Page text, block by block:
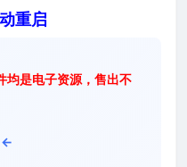
重启
均是电子资源，售出不